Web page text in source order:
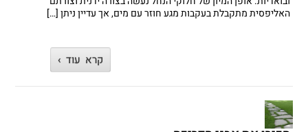
לעיצוב
האליפסית מתקבלת בעקבות מגע חוזר עם מים, אך עדיין ניתן […]
קרא עוד ›